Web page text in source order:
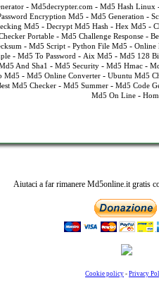
- Md5decrypter.com - Md5 Hash Linux
Encryption Md5 - Md5 Generation -
Md5 - Decrypt Md5 Hash - Hex Md5 -
Portable - Md5 Challenge Response -
- Md5 Script- Python File Md5 - Online
- Md5 To Password - Aix Md5 - Md5 128
And Sha1 - Md5 Security - Md5 Hmac -
Md5 - Md5 Online Converter- Ubuntu Md5
Md5 Checker - Md5 Summer - Md5 Code
Md5 On Line-
Aiutaci a far rimanere Md5online.it gratis
Cookie policy - Privacy